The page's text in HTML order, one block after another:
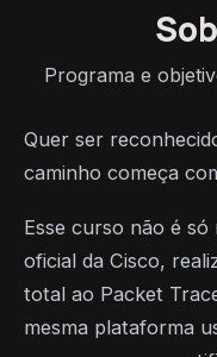
Programa e
Quer ser
caminho começa
Esse curso não é
oficial da Cisco,
total ao Packet
mesma plataforma